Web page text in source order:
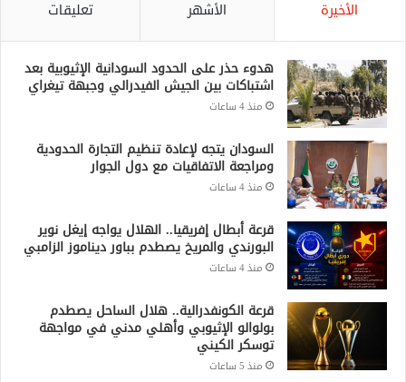
الأخيرة الأشهر تعليقات
هدوء حذر على الحدود السودانية الإثيوبية بعد
اشتباكات بين الجيش الفيدرالي وجبهة تيغراي
منذ 4 ساعات
السودان يتجه لإعادة تنظيم التجارة الحدودية
ومراجعة الاتفاقيات مع دول الجوار
منذ 4 ساعات
قرعة أبطال إفريقيا.. الهلال يواجه إيغل نوير
البورندي والمريخ يصطدم بباور ديناموز الزامبي
منذ 4 ساعات
قرعة الكونفدرالية.. هلال الساحل يصطدم
بولوالو الإثيوبي وأهلي مدني في مواجهة
توسكر الكيني
منذ 5 ساعات